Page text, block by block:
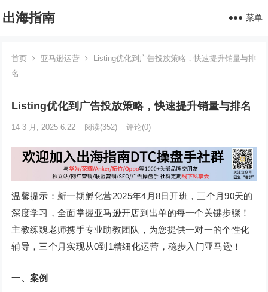
出海指南 菜单
首页 亚马逊运营
Listing优化到广告投放策略，快速提升销量与排
名
Listing优化到广告投放策略，快速提升销量与排名
14 3 月, 2025 6:22 阅读(352) 评论(0)
温馨提示：新一期孵化营2025年4月8日开班，三个月90天的
深度学习，全面掌握亚马逊开店到出单的每一个关键步骤！
主教练魏老师携手专业助教团队，为您提供一对一的个性化
辅导，三个月实现从0到1精细化运营，稳步入门亚马逊！
一、案例